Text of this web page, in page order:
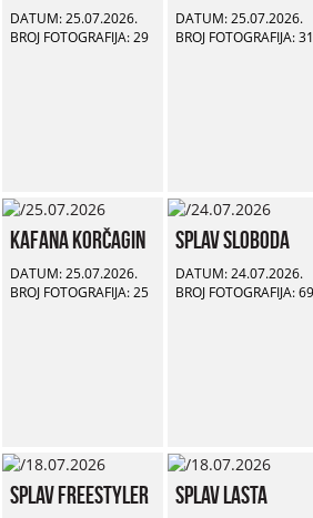
DATUM: 25.07.2026.
BROJ FOTOGRAFIJA: 29
DATUM: 25.07.2026.
BROJ FOTOGRAFIJA: 31
Kafana Korčagin
DATUM: 25.07.2026.
BROJ FOTOGRAFIJA: 25
Splav Sloboda
DATUM: 24.07.2026.
BROJ FOTOGRAFIJA: 69
Splav Freestyler Splav Lasta